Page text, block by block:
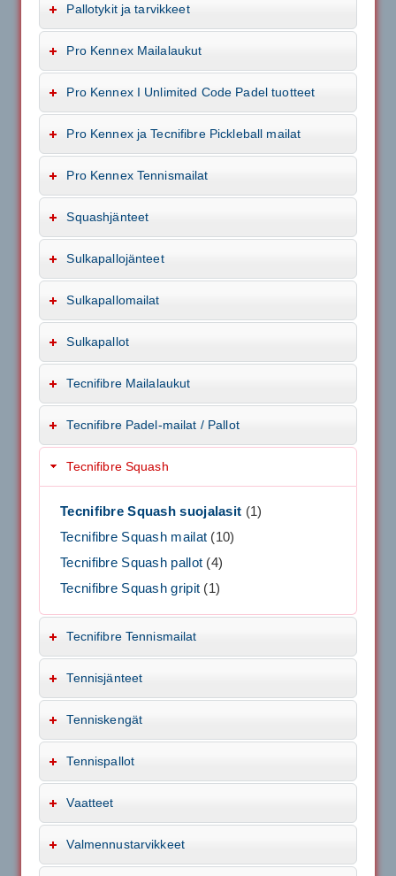
Pallotykit ja tarvikkeet
Pro Kennex Mailalaukut
Pro Kennex I Unlimited Code Padel tuotteet
Pro Kennex ja Tecnifibre Pickleball mailat
Pro Kennex Tennismailat
Squashjänteet
Sulkapallojänteet
Sulkapallomailat
Sulkapallot
Tecnifibre Mailalaukut
Tecnifibre Padel-mailat / Pallot
Tecnifibre Squash
Tecnifibre Squash suojalasit (1)
Tecnifibre Squash mailat (10)
Tecnifibre Squash pallot (4)
Tecnifibre Squash gripit (1)
Tecnifibre Tennismailat
Tennisjänteet
Tenniskengät
Tennispallot
Vaatteet
Valmennustarvikkeet